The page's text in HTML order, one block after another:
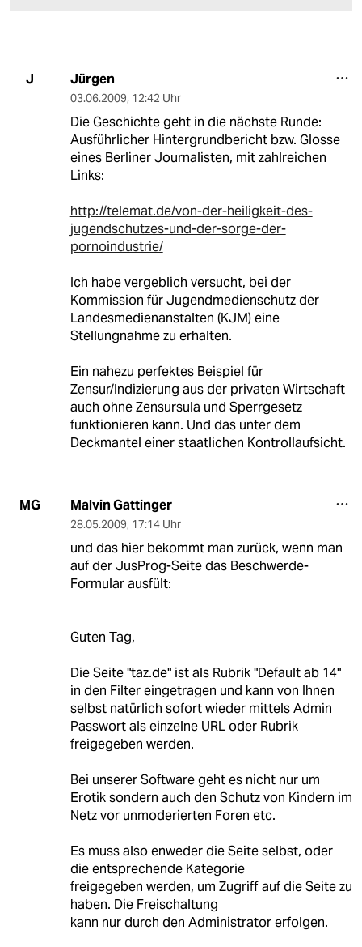
J Jürgen
03.06.2009, 12:42 Uhr
Die Geschichte geht in die nächste Runde:
Ausführlicher Hintergrundbericht bzw. Glosse
eines Berliner Journalisten, mit zahlreichen
Links:
http://telemat.de/von-der-heiligkeit-des-
jugendschutzes-und-der-sorge-der-
pornoindustrie/
Ich habe vergeblich versucht, bei der
Kommission für Jugendmedienschutz der
Landesmedienanstalten (KJM) eine
Stellungnahme zu erhalten.
Ein nahezu perfektes Beispiel für
Zensur/Indizierung aus der privaten Wirtschaft
auch ohne Zensursula und Sperrgesetz
funktionieren kann. Und das unter dem
Deckmantel einer staatlichen Kontrollaufsicht.
MG Malvin Gattinger
28.05.2009, 17:14 Uhr
und das hier bekommt man zurück, wenn man
auf der JusProg-Seite das Beschwerde-
Formular ausfült:
Guten Tag,
Die Seite "taz.de" ist als Rubrik "Default ab 14"
in den Filter eingetragen und kann von Ihnen
selbst natürlich sofort wieder mittels Admin
Passwort als einzelne URL oder Rubrik
freigegeben werden.
Bei unserer Software geht es nicht nur um
Erotik sondern auch den Schutz von Kindern im
Netz vor unmoderierten Foren etc.
Es muss also enweder die Seite selbst, oder
die entsprechende Kategorie
freigegeben werden, um Zugriff auf die Seite zu
haben. Die Freischaltung
kann nur durch den Administrator erfolgen.